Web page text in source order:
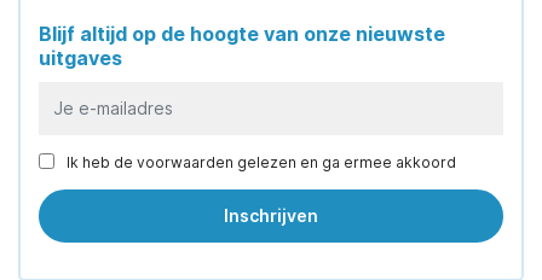
Blijf altijd op de hoogte van onze nieuwste
uitgaves
Ik heb de voorwaarden gelezen en ga ermee akkoord